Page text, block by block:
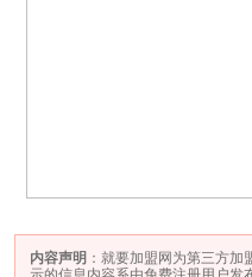
内容声明 ：就要加盟网为第三方